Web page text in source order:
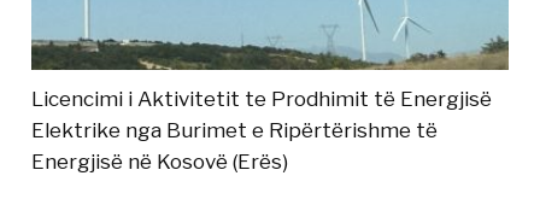
Licencimi i Aktivitetit te Prodhimit të Energjisë
Elektrike nga Burimet e Ripërtërishme të
Energjisë në Kosovë (Erës)